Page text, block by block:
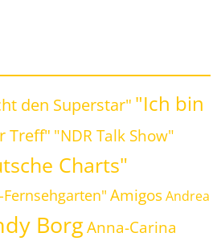
den Superstar" "Ich bin
Treff" "NDR Talk Show"
Charts"
Fernsehgarten" Amigos Andrea
Borg Anna-Carina